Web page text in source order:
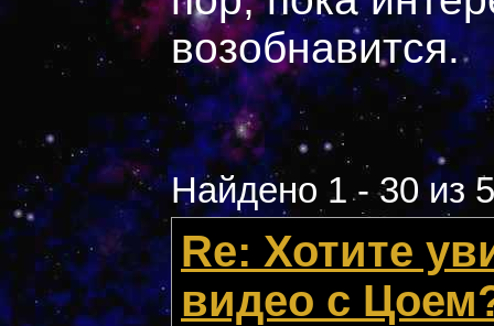
возобнавится.
Найдено 1 - 30 из
Re: Хотите
видео с